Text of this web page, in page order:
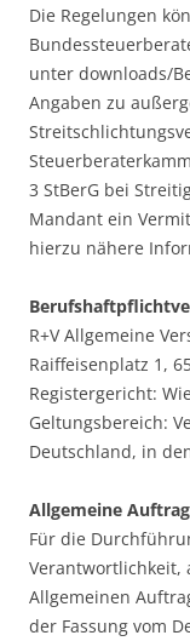
Die Regelungen
unter downloads/
Angaben zu
3 StBerG bei
Mandant ein
hierzu nähere
R+V Allgemeine
Raiffeisenplatz 1,
Registergericht:
Geltungsbereich:
Deutschland, in
Allgemeine
Für die
Verantwortlichkeit,
Allgemeinen
der Fassung vom